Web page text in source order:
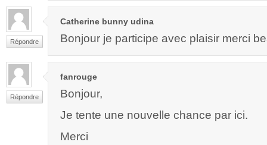
Répondre
Catherine bunny udina
Bonjour je participe avec plaisir merci
Répondre
fanrouge
Bonjour,
Je tente une nouvelle chance par ici.
Merci